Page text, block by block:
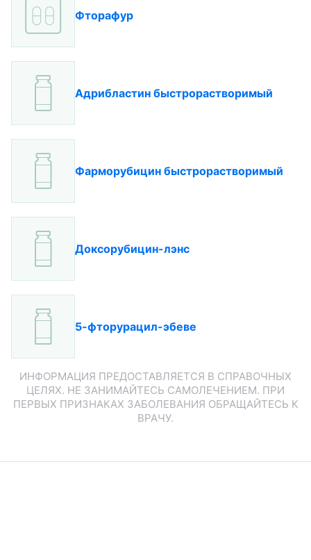
Фторафур
Адрибластин быстрорастворимый
Фарморубицин быстрорастворимый
Доксорубицин-лэнс
5-фторурацил-эбеве
ИНФОРМАЦИЯ ПРЕДОСТАВЛЯЕТСЯ В СПРАВОЧНЫХ
ЦЕЛЯХ. НЕ ЗАНИМАЙТЕСЬ САМОЛЕЧЕНИЕМ. ПРИ
ПЕРВЫХ ПРИЗНАКАХ ЗАБОЛЕВАНИЯ ОБРАЩАЙТЕСЬ К
ВРАЧУ.